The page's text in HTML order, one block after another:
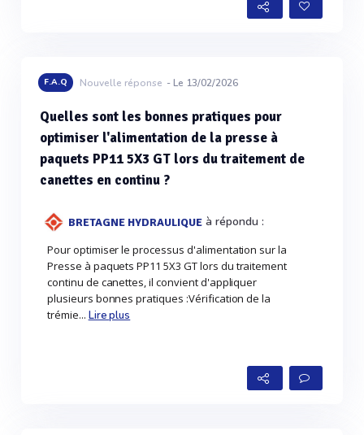
F.A.Q Nouvelle réponse - Le 13/02/2026
Quelles sont les bonnes pratiques pour
optimiser l'alimentation de la presse à
paquets PP11 5X3 GT lors du traitement de
canettes en continu ?
BRETAGNE HYDRAULIQUE à répondu :
Pour optimiser le processus d'alimentation sur la
Presse à paquets PP11 5X3 GT lors du traitement
continu de canettes, il convient d'appliquer
plusieurs bonnes pratiques :Vérification de la
trémie... Lire plus